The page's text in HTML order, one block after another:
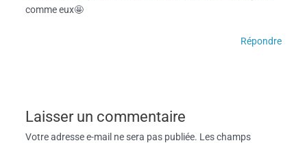
comme eux🤩
Répondre
Laisser un commentaire
Votre adresse e-mail ne sera pas publiée. Les champs